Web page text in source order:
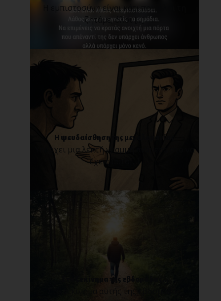
Η εμπιστοσύνη είναι κάτι που όλοι τη
ζητάμε, όλοι [...]
Η ψευδαίσθηση της μεγαλομανίας
Υπάρχει μια λεπτή γραμμή ανάμεσα στο να
έχεις αυτο[...]
Στο ξεκίνημα της εβδομάδας...
Στο ξεκίνημα αυτής της εβδομάδας,